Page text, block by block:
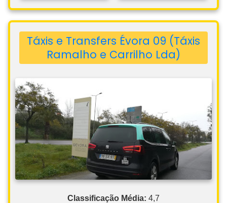
Táxis e Transfers Évora 09 (Táxis
Ramalho e Carrilho Lda)
Classificação Média: 4,7